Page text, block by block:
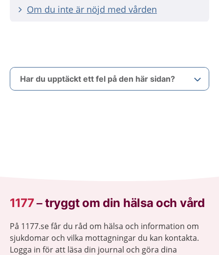
Om du inte är nöjd med vården
Har du upptäckt ett fel på den här sidan?
1177–tryggt om din hälsa och vård
På 1177.se får du råd om hälsa och information om
sjukdomar och vilka mottagningar du kan kontakta.
Logga in för att läsa din journal och göra dina